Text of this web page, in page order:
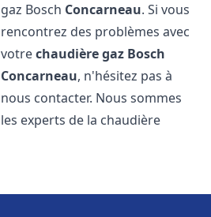
gaz Bosch Concarneau. Si vous
rencontrez des problèmes avec
votrechaudière gaz Bosch
Concarneau, n'hésitez pas à
nous contacter. Nous sommes
les experts de la chaudière